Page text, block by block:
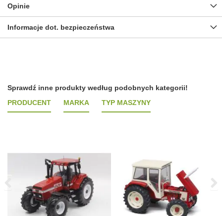
Opinie
Informacje dot. bezpieczeństwa
Sprawdź inne produkty według podobnych kategorii!
PRODUCENT
MARKA TYP MASZYNY